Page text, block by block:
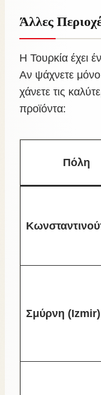
Άλλες
Η Τουρκία έχει
Αν ψάχνετε
χάνετε τις
προϊόντα:
Πόλη
Σμύρνη (Izmir)